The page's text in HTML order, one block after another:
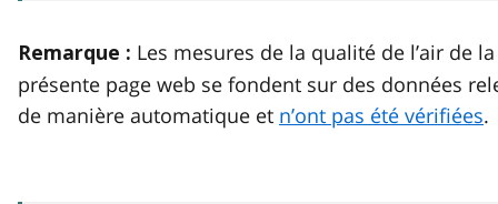
Remarque : Les mesures de la qualité de l’air de la
présente page web se fondent sur des données
de manière automatique et n’ont pas été vérifiées.